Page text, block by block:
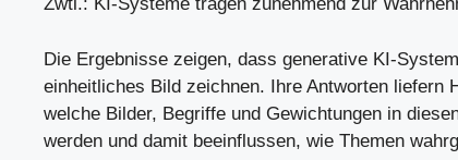
Die Ergebnisse zeigen, dass generative KI-
einheitliches Bild zeichnen. Ihre Antworten liefern
welche Bilder, Begriffe und Gewichtungen in
werden und damit beeinflussen, wie Themen